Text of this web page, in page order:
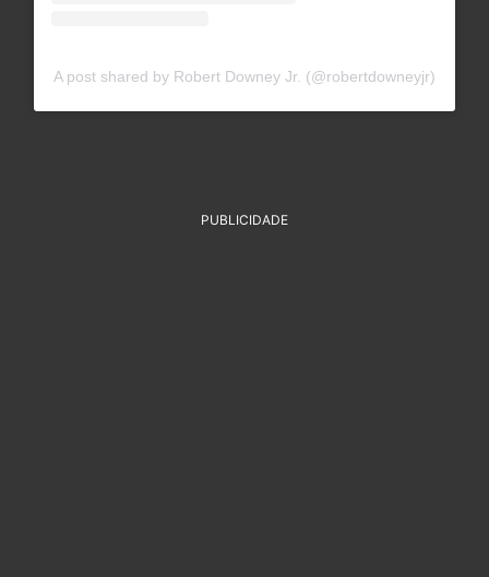
A post shared by Robert Downey Jr. (@robertdowneyjr)
PUBLICIDADE